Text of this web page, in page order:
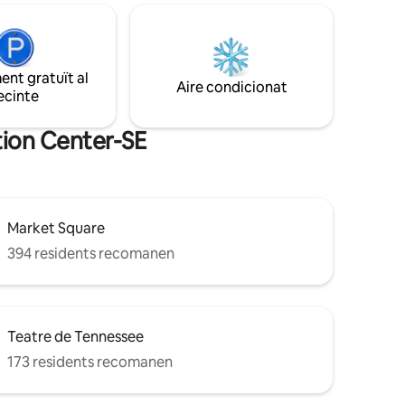
milla
0,9
2
nostra política sobre condicions
meteorològiques adverses. Només per a
majors de 18 anys.
gratuït al
Aire condicionat
Center-SE
Market Square
394 residents recomanen
Teatre de Tennessee
173 residents recomanen